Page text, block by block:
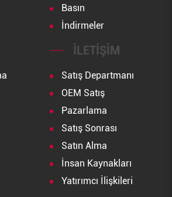
Basın
İndirmeler
İLETIŞIM
Satış Departmanı
OEM Satış
Pazarlama
Satış Sonrası
Satın Alma
İnsan Kaynakları
Yatırımcı İlişkileri